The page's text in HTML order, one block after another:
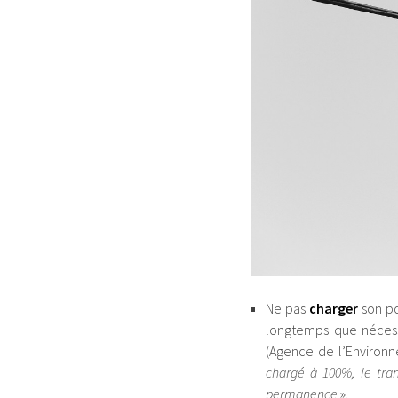
Ne pas charger son
longtemps que
(Agence de
chargé à 100%, le
permanence ».